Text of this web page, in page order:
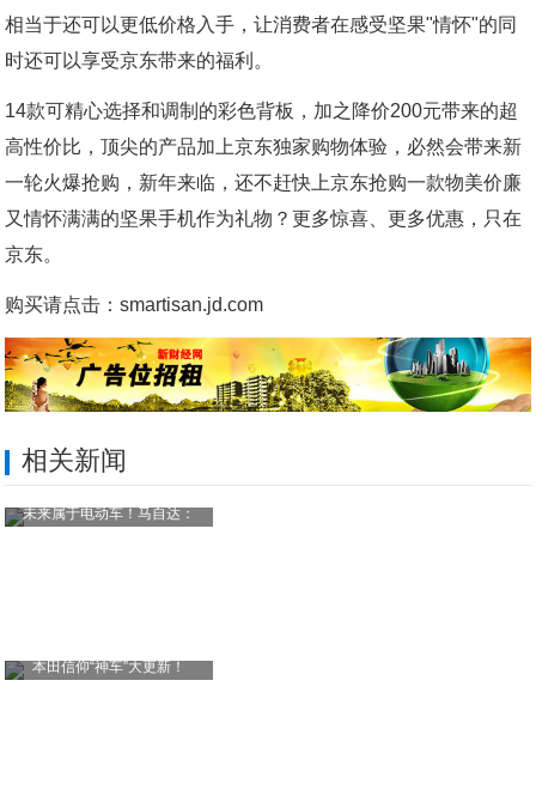
相当于还可以更低价格入手，让消费者在感受坚果"情怀"的同
时还可以享受京东带来的福利。
14款可精心选择和调制的彩色背板，加之降价200元带来的超
高性价比，顶尖的产品加上京东独家购物体验，必然会带来新
一轮火爆抢购，新年来临，还不赶快上京东抢购一款物美价廉
又情怀满满的坚果手机作为礼物？更多惊喜、更多优惠，只在
京东。
购买请点击：smartisan.jd.com
相关新闻
未来属于电动车！马自达：
本田信仰“神车”大更新！